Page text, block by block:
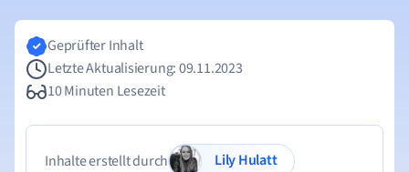
Geprüfter Inhalt
Letzte Aktualisierung: 09.11.2023
10 Minuten Lesezeit
Inhalte erstellt durch
Lily Hulatt